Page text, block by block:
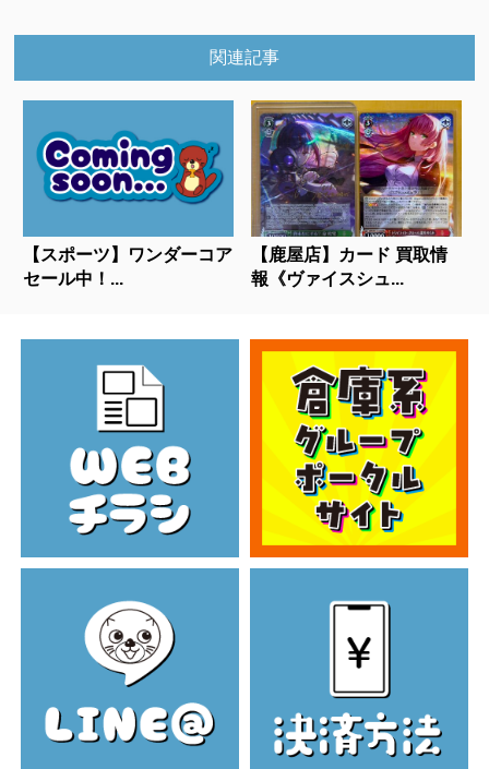
関連記事
【スポーツ】ワンダーコア
セール中！...
【鹿屋店】カード 買取情
報《ヴァイスシュ...